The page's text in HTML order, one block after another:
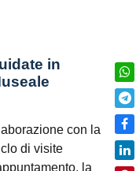
in
con la
di visite
la